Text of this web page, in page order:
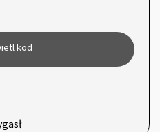
kod